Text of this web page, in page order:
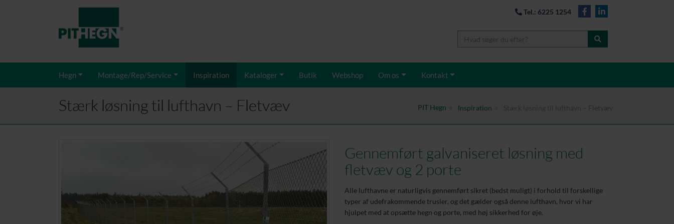
Tel.: 6225 1254
Hegn Montage/Rep/Service Inspiration Kataloger Butik Webshop Om os Kontakt
Stærk løsning til lufthavn – Fletvæv PIT Hegn Inspiration
Gennemført galvaniseret løsning med
fletvæv og 2 porte
Alle lufthavne er naturligvis gennemført sikret (bedst muligt) i forhold til forskellige
typer af udefrakommende trusler, og det gælder også denne lufthavn, hvor vi har
hjulpet med at opsætte hegn og porte, med høj sikkerhed for øje.